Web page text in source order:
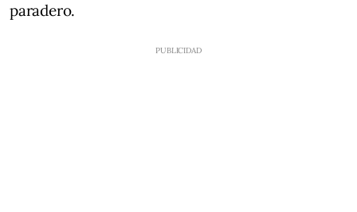
paradero.